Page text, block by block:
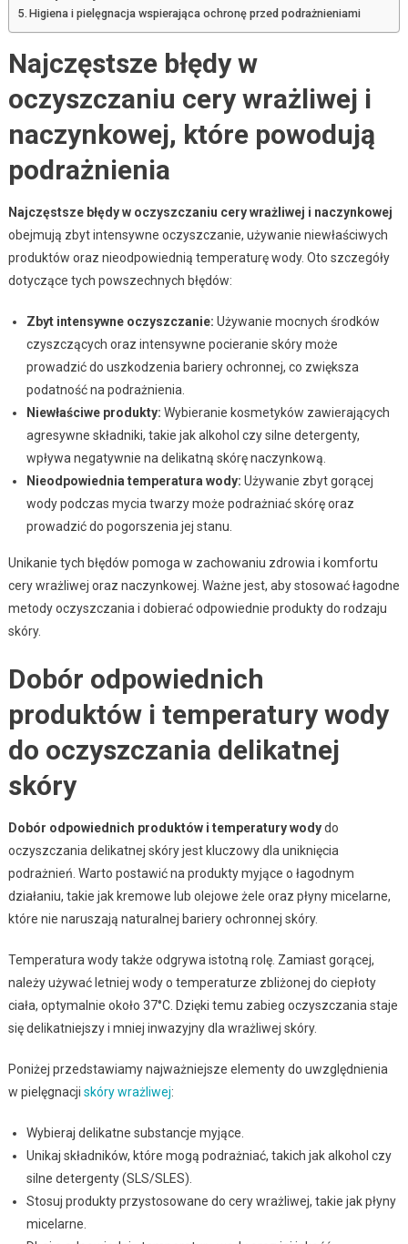
Higiena i pielęgnacja wspierająca ochronę przed podrażnieniami
Najczęstsze błędy w
oczyszczaniu cery wrażliwej i
naczynkowej, które powodują
podrażnienia
Najczęstsze błędy w oczyszczaniu cery wrażliwej i naczynkowej
obejmują zbyt intensywne oczyszczanie, używanie niewłaściwych
produktów oraz nieodpowiednią temperaturę wody. Oto szczegóły
dotyczące tych powszechnych błędów:
Zbyt intensywne oczyszczanie: Używanie mocnych środków
czyszczących oraz intensywne pocieranie skóry może
prowadzić do uszkodzenia bariery ochronnej, co zwiększa
podatność na podrażnienia.
Niewłaściwe produkty: Wybieranie kosmetyków zawierających
agresywne składniki, takie jak alkohol czy silne detergenty,
wpływa negatywnie na delikatną skórę naczynkową.
Nieodpowiednia temperatura wody: Używanie zbyt gorącej
wody podczas mycia twarzy może podrażniać skórę oraz
prowadzić do pogorszenia jej stanu.
Unikanie tych błędów pomoga w zachowaniu zdrowia i komfortu
cery wrażliwej oraz naczynkowej. Ważne jest, aby stosować łagodne
metody oczyszczania i dobierać odpowiednie produkty do rodzaju
skóry.
Dobór odpowiednich
produktów i temperatury wody
do oczyszczania delikatnej
skóry
Dobór odpowiednich produktów i temperatury wodydo
oczyszczania delikatnej skóry jest kluczowy dla uniknięcia
podrażnień. Warto postawić na produkty myjące o łagodnym
działaniu, takie jak kremowe lub olejowe żele oraz płyny micelarne,
które nie naruszają naturalnej bariery ochronnej skóry.
Temperatura wody także odgrywa istotną rolę. Zamiast gorącej,
należy używać letniej wody o temperaturze zbliżonej do ciepłoty
ciała, optymalnie około 37°C. Dzięki temu zabieg oczyszczania staje
się delikatniejszy i mniej inwazyjny dla wrażliwej skóry.
Poniżej przedstawiamy najważniejsze elementy do uwzględnienia
w pielęgnacji skóry wrażliwej:
Wybieraj delikatne substancje myjące.
Unikaj składników, które mogą podrażniać, takich jak alkohol czy
silne detergenty (SLS/SLES).
Stosuj produkty przystosowane do cery wrażliwej, takie jak płyny
micelarne.